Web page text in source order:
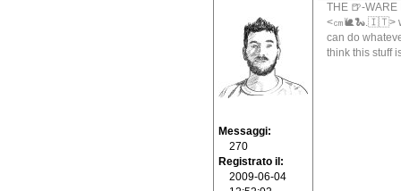
Messaggi
270
Registrato il
2009-06-04
THE 🍺-
<㎝🐌🐍.🇮🇹>
can do
think this stuff